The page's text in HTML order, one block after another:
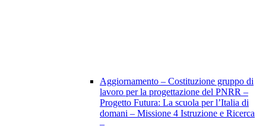
Aggiornamento – Costituzione gruppo di
lavoro per la progettazione del PNRR –
Progetto Futura: La scuola per l’Italia di
domani – Missione 4 Istruzione e Ricerca